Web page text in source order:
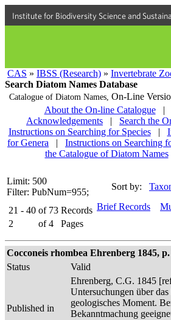
Institute for Biodiversity Science and
CAS » IBSS (Research) » Invertebrate
Search Diatom Names Database
Catalogue of Diatom Names, On-Line
About the On-line Catalogue
|
Acknowledgements
| Search the
Instructions on Searching for Species
|
for Genera
| Instructions on Searching
the Catalogue of Diatom Names
Limit: 500
Filter: PubNum=955;
Sort by:
21 - 40 of 73 Records
2
of 4 Pages
Brief Records
Cocconeis rhombea Ehrenberg 1845, p.
Status
Valid
Published in
Ehrenberg, C.G. 1845
Untersuchungen über
geologisches Moment.
Bekanntmachung